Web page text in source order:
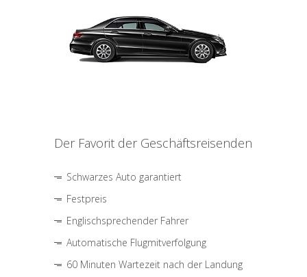
Der Favorit der Geschäftsreisenden
Schwarzes Auto garantiert
Festpreis
Englischsprechender Fahrer
Automatische Flugmitverfolgung
60 Minuten Wartezeit nach der Landung